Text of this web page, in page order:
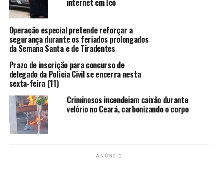
redacao
internet em Icó
Operação especial pretende reforçar a
segurança durante os feriados prolongados
da Semana Santa e de Tiradentes
Prazo de inscrição para concurso de
delegado da Polícia Civil se encerra nesta
sexta-feira (11)
Criminosos incendeiam caixão durante
velório no Ceará, carbonizando o corpo
ANÚNCIO